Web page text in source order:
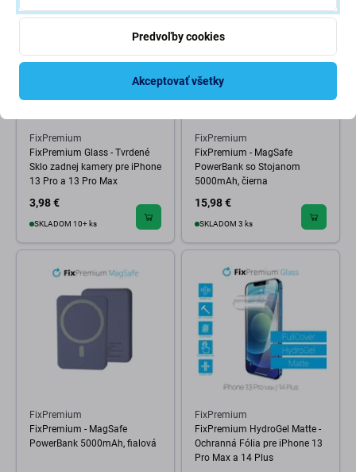
FixPremium
FixPremium Glass - Tvrdené
Sklo zadnej kamery pre iPhone
13 Pro a 13 Pro Max
3,98 €
SKLADOM 10+ ks
FixPremium
FixPremium - MagSafe
PowerBank so Stojanom
5000mAh, čierna
15,98 €
SKLADOM 3 ks
FixPremium
FixPremium - MagSafe
PowerBank 5000mAh, fialová
FixPremium
FixPremium HydroGel Matte -
Ochranná Fólia pre iPhone 13
Pro Max a 14 Plus
Predvoľby cookies
Akceptovať všetky